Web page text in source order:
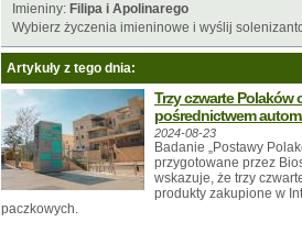
Imieniny: Filipa i Apolinarego
Wybierz życzenia imieninowe i wyślij
Artykuły z tego dnia:
Trzy czwarte Polaków
pośrednictwem
2024-08-23
Badanie „Postawy
przygotowane przez
wskazuje, że trzy
produkty zakupione w
paczkowych.